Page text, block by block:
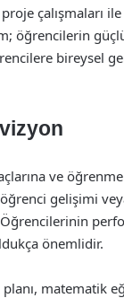
çalışmaları
öğrencilerin
bireysel
ve
öğrenci gelişimi
önemlidir.
planı,